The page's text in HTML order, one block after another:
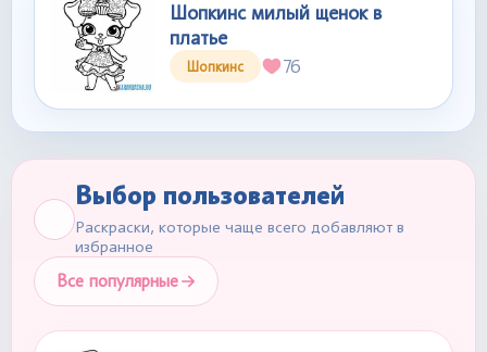
Шопкинс милый щенок в
платье
Шопкинс 76
Выбор пользователей
Раскраски, которые чаще всего добавляют в
избранное
Все популярные